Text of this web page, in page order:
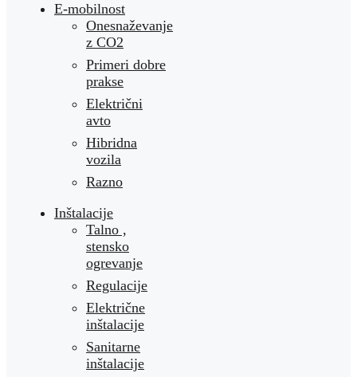
E-mobilnost
Onesnaževanje
z CO2
Primeri dobre
prakse
Električni
avto
Hibridna
vozila
Razno
Inštalacije
Talno ,
stensko
ogrevanje
Regulacije
Električne
inštalacije
Sanitarne
inštalacije